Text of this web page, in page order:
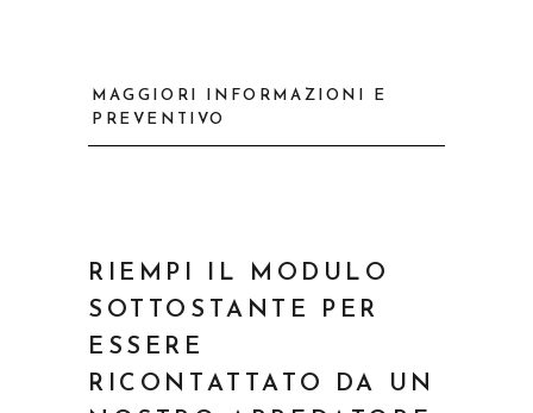
MAGGIORI INFORMAZIONI E
PREVENTIVO
RIEMPI IL MODULO
SOTTOSTANTE PER
ESSERE
RICONTATTATO DA UN